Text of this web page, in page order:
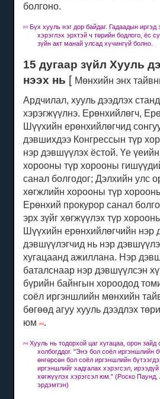
болгоно.
[45] Бүх хууль нэг дор байдаг.Гадаадын иргэд
хэрэглэх эрхтэй ч төрийн бодлого, ёс
зүйн акт манай улсад хүчингүй болно.
15 дугаар зүйл Хууль
нээх нь [ Мөнхийн энх
Ардчилал, хууль дээдлэх
хэрэгжүүлнэ. Ерөнхийлөгч,
Шүүхийн ерөнхийлөгчид
дэвшихдээ Конгрессын түр
нэр дэвшүүлэх ёстой.Үе
хорооны түр хорооны
санал болгодог;Дэлхийн улс
хөгжлийн хорооны түр
Ерөнхий прокурор санал
эрх зүйг хөгжүүлэх түр
Шүүхийн ерөнхийлөгчийн нэр
дэвшүүлэгчид нь нэр
хугацаанд ажиллана. Нэр
баталснаар нэр дэвшүүлсэн
бүрийн байнгын хороодод
соёл иргэншлийн мөнхийн
бөгөөд агуу хууль дээдлэх
юм[46] .
[46]
Хууль нь тодорхой цаг хугацаа, орон зайд
холбогддог."Энэ бол соёл иргэншлийн
өнгөрсөн бол соёл иргэншлийн
иргэншлийг хадгалах хэрэгсэл,
хөгжүүлэх хэрэгсэл юм."(Роско Паунд,
эрдэмтэн)